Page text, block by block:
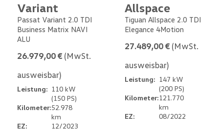
Variant
Passat Variant 2.0 TDI
Business Matrix NAVI
ALU
26.979,00 € (MwSt.
ausweisbar)
Leistung: 110 kW
(150 PS)
Kilometer:52.978
km
EZ:
12/2023
Allspace
Tiguan Allspace 2.0 TDI
Elegance 4Motion
27.489,00 € (MwSt.
ausweisbar)
Leistung: 147 kW
(200 PS)
Kilometer:121.770
km
EZ:
08/2022